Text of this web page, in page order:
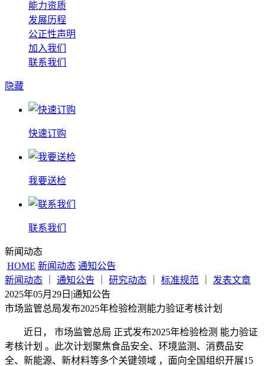
能力资质
发展历程
公正性声明
加入我们
联系我们
隐藏
快速订购
我要送检
联系我们
新闻动态
HOME 新闻动态 通知公告
新闻动态
通知公告 研究动态 标准规范
发表文章
2025年05月29日 |通知公告
市场监管总局发布2025年检验检测能力验证考核计划
近日， 市场监管总局 正式发布2025年检验检测 能力验证
考核计划 。此次计划聚焦食品安全、环境监测、消费品安
全、新能源、新材料等多个关键领域 ，面向全国组织开展15